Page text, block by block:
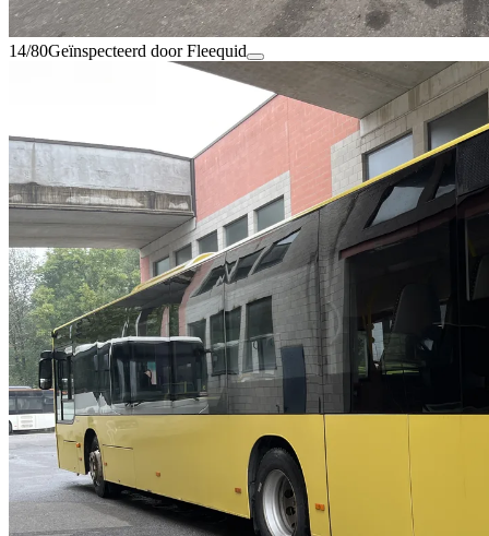
14/80Geïnspecteerd door Fleequid